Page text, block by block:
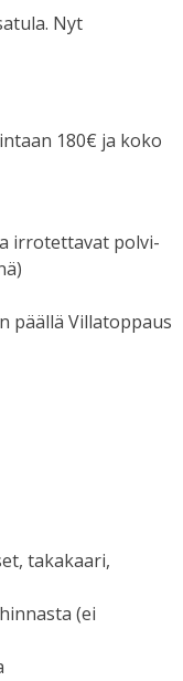
Nyt
180€ ja koko
irrotettavat polvi-
päällä Villatoppaus
takakaari,
(ei